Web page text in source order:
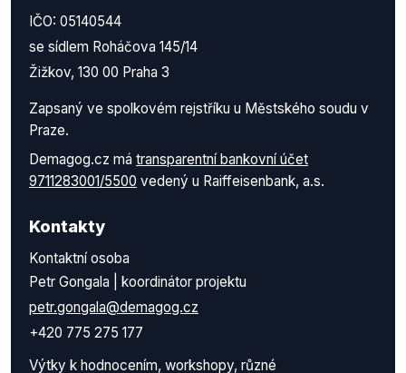
IČO: 05140544
se sídlem Roháčova 145/14
Žižkov, 130 00 Praha 3
Zapsaný ve spolkovém rejstříku u Městského soudu v
Praze.
Demagog.cz má transparentní bankovní účet
9711283001/5500 vedený u Raiffeisenbank, a.s.
Kontakty
Kontaktní osoba
Petr Gongala | koordinátor projektu
petr.gongala@demagog.cz
+420 775 275 177
Výtky k hodnocením, workshopy, různé